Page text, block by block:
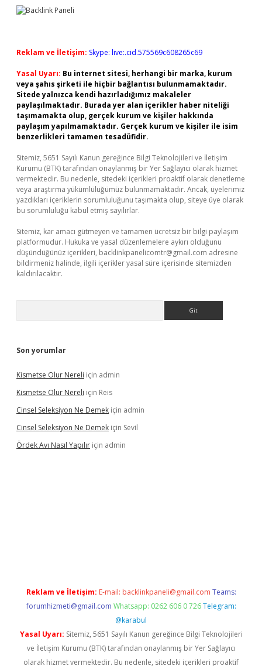
Reklam ve İletişim: Skype: live:.cid.575569c608265c69
Yasal Uyarı: Bu internet sitesi, herhangi bir marka, kurum
veya şahıs şirketi ile hiçbir bağlantısı bulunmamaktadır.
Sitede yalnızca kendi hazırladığımız makaleler
paylaşılmaktadır. Burada yer alan içerikler haber niteliği
taşımamakta olup, gerçek kurum ve kişiler hakkında
paylaşım yapılmamaktadır. Gerçek kurum ve kişiler ile isim
benzerlikleri tamamen tesadüfidir.
Sitemiz, 5651 Sayılı Kanun gereğince Bilgi Teknolojileri ve İletişim
Kurumu (BTK) tarafından onaylanmış bir Yer Sağlayıcı olarak hizmet
vermektedir. Bu nedenle, sitedeki içerikleri proaktif olarak denetleme
veya araştırma yükümlülüğümüz bulunmamaktadır. Ancak, üyelerimiz
yazdıkları içeriklerin sorumluluğunu taşımakta olup, siteye üye olarak
bu sorumluluğu kabul etmiş sayılırlar.
Sitemiz, kar amacı gütmeyen ve tamamen ücretsiz bir bilgi paylaşım
platformudur. Hukuka ve yasal düzenlemelere aykırı olduğunu
düşündüğünüz içerikleri, backlinkpanelicomtr@gmail.com adresine
bildirmeniz halinde, ilgili içerikler yasal süre içerisinde sitemizden
kaldırılacaktır.
Son yorumlar
Kismetse Olur Nereli için admin
Kismetse Olur Nereli için Reis
Cinsel Seleksiyon Ne Demek için admin
Cinsel Seleksiyon Ne Demek için Sevil
Ördek Avı Nasıl Yapılır için admin
Reklam ve İletişim: E-mail: backlinkpaneli@gmail.com Teams:
forumhizmeti@gmail.com Whatsapp: 0262 606 0 726 Telegram:
@karabul
Yasal Uyarı: Sitemiz, 5651 Sayılı Kanun gereğince Bilgi Teknolojileri
ve İletişim Kurumu (BTK) tarafından onaylanmış bir Yer Sağlayıcı
olarak hizmet vermektedir. Bu nedenle, sitedeki içerikleri proaktif